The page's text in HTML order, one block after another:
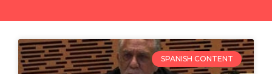
SPANISH CONTENT